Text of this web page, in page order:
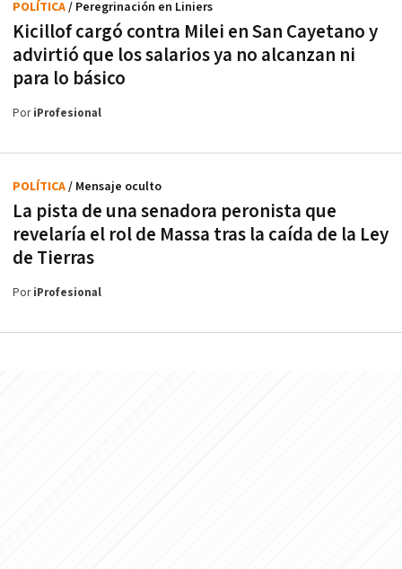
Kicillof cargó contra Milei en San Cayetano y
advirtió que los salarios ya no alcanzan ni
para lo básico
POLÍTICA/ Peregrinación en Liniers
PoriProfesional
La pista de una senadora peronista que
revelaría el rol de Massa tras la caída de la Ley
de Tierras
POLÍTICA/ Mensaje oculto
PoriProfesional